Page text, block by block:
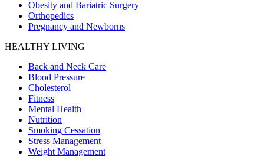
Obesity and Bariatric Surgery
Orthopedics
Pregnancy and Newborns
HEALTHY LIVING
Back and Neck Care
Blood Pressure
Cholesterol
Fitness
Mental Health
Nutrition
Smoking Cessation
Stress Management
Weight Management